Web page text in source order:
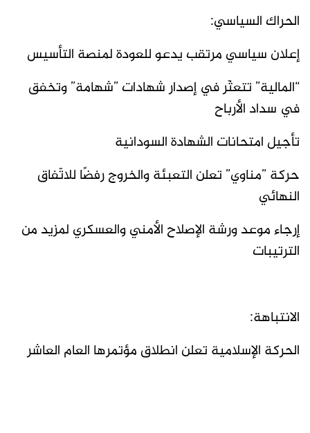
الحراك السياسي:
إعلان سياسي مرتقب يدعو للعودة لمنصة التأسيس
“المالية” تتعثّر في إصدار شهادات ”شهامة” وتخفق
في سداد الأرباح
تأجيل امتحانات الشهادة السودانية
حركة ”مناوي” تعلن التعبئة والخروج رفضًا للاتّفاق
النهائي
إرجاء موعد ورشة الإصلاح الأمني والعسكري لمزيد من
الترتيبات
الانتباهة:
الحركة الإسلامية تعلن انطلاق مؤتمرها العام العاشر